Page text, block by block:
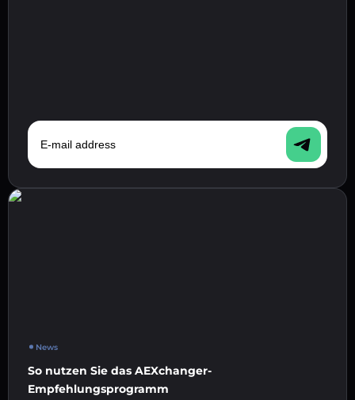
E-mail address
News
So nutzen Sie das AEXchanger-
Empfehlungsprogramm